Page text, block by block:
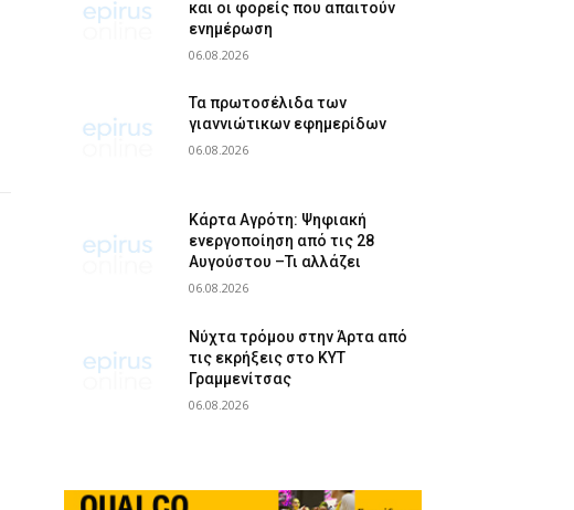
και οι φορείς που απαιτούν
ενημέρωση
06.08.2026
Τα πρωτοσέλιδα των
γιαννιώτικων εφημερίδων
06.08.2026
Κάρτα Αγρότη: Ψηφιακή
ενεργοποίηση από τις 28
Αυγούστου –Τι αλλάζει
06.08.2026
Νύχτα τρόμου στην Άρτα από
τις εκρήξεις στο ΚΥΤ
Γραμμενίτσας
06.08.2026